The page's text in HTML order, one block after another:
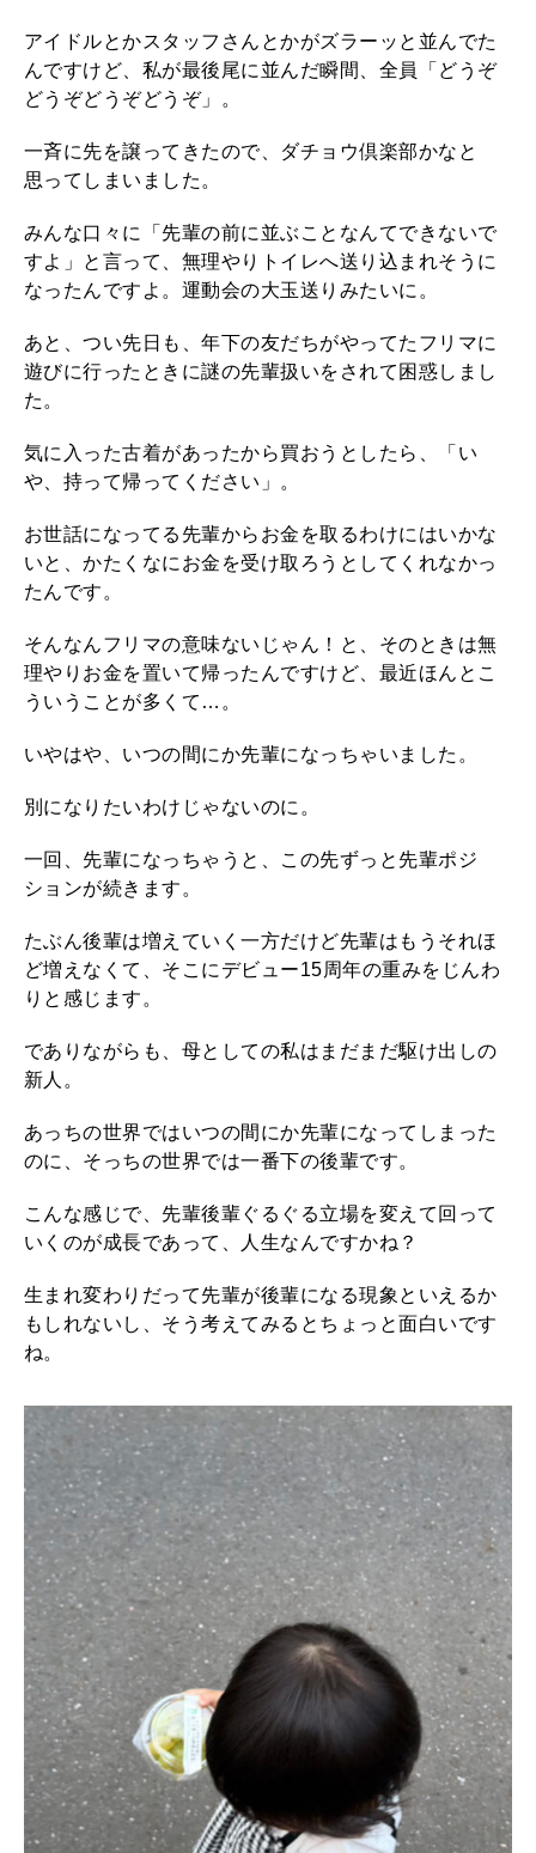
アイドルとかスタッフさんとかがズラーッと並んでた
んですけど、私が最後尾に並んだ瞬間、全員「どうぞ
どうぞどうぞどうぞ」。
一斉に先を譲ってきたので、ダチョウ倶楽部かなと
思ってしまいました。
みんな口々に「先輩の前に並ぶことなんてできないで
すよ」と言って、無理やりトイレへ送り込まれそうに
なったんですよ。運動会の大玉送りみたいに。
あと、つい先日も、年下の友だちがやってたフリマに
遊びに行ったときに謎の先輩扱いをされて困惑しまし
た。
気に入った古着があったから買おうとしたら、「い
や、持って帰ってください」。
お世話になってる先輩からお金を取るわけにはいかな
いと、かたくなにお金を受け取ろうとしてくれなかっ
たんです。
そんなんフリマの意味ないじゃん！と、そのときは無
理やりお金を置いて帰ったんですけど、最近ほんとこ
ういうことが多くて…。
いやはや、いつの間にか先輩になっちゃいました。
別になりたいわけじゃないのに。
一回、先輩になっちゃうと、この先ずっと先輩ポジ
ションが続きます。
たぶん後輩は増えていく一方だけど先輩はもうそれほ
ど増えなくて、そこにデビュー15周年の重みをじんわ
りと感じます。
でありながらも、母としての私はまだまだ駆け出しの
新人。
あっちの世界ではいつの間にか先輩になってしまった
のに、そっちの世界では一番下の後輩です。
こんな感じで、先輩後輩ぐるぐる立場を変えて回って
いくのが成長であって、人生なんですかね？
生まれ変わりだって先輩が後輩になる現象といえるか
もしれないし、そう考えてみるとちょっと面白いです
ね。